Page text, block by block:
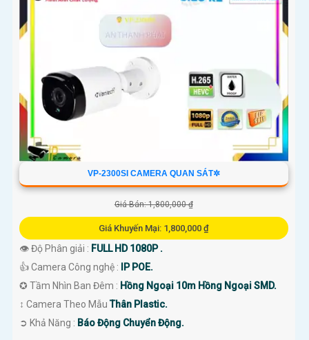
VP-2300SI CAMERA QUAN SÁT✲
Giá Bán: 1,800,000 ₫
Giá Khuyến Mại: 1,800,000 ₫
👁 Độ Phân giải : FULL HD 1080P .
👍 Camera Công nghệ :
IP POE.
✪ Tầm Nhìn Ban Đêm : Hồng Ngoại 10m Hồng Ngoại SMD.
↕️ Camera Theo MẫuThân Plastic.
️➲ Khả Năng : Báo Động Chuyển Động.